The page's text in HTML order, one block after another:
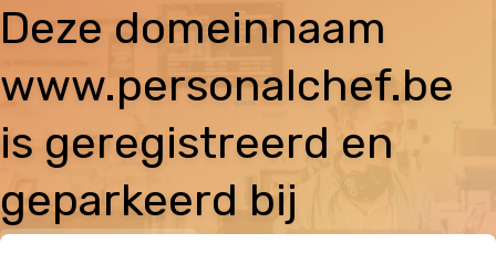
Deze domeinnaam
www.personalchef.be
is geregistreerd en
geparkeerd bij